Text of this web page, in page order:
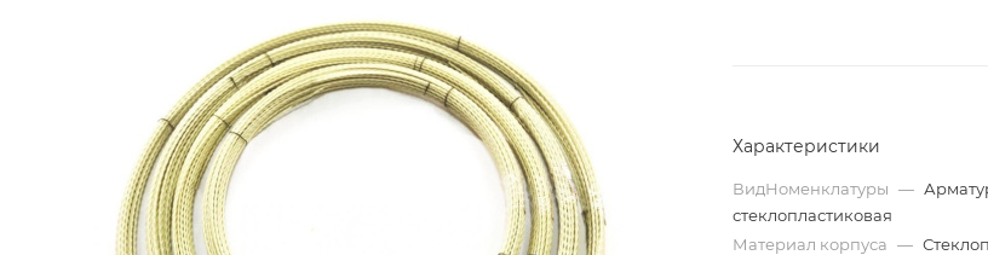
Характеристики
ВидНоменклатуры —
стеклопластиковая
Материал корпуса —